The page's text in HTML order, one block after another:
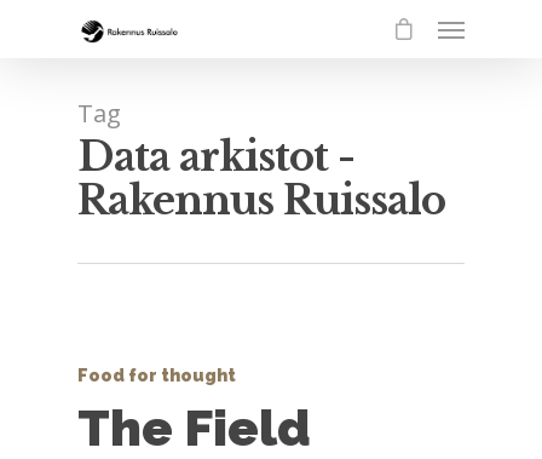
Tag
Data arkistot -
Rakennus Ruissalo
Food for thought
The Field